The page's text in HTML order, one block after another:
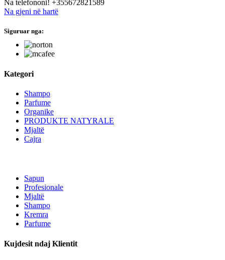
Na telefononi! +355672821589
Na gjeni në hartë
Siguruar nga:
Kategori
Shampo
Parfume
Organike
PRODUKTE NATYRALE
Mjaltë
Cajra
Sapun
Profesionale
Mjaltë
Shampo
Kremra
Parfume
Kujdesit ndaj Klientit